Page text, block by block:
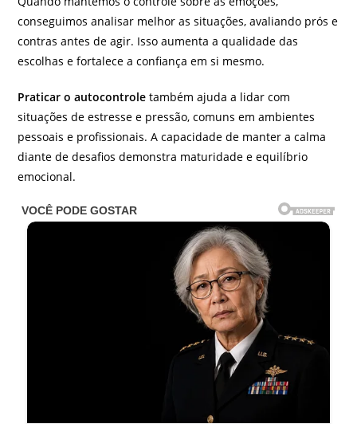
conseguimos analisar melhor as situações, avaliando prós e
contras antes de agir. Isso aumenta a qualidade das
escolhas e fortalece a confiança em si mesmo.
Praticar o autocontrole também ajuda a lidar com
situações de estresse e pressão, comuns em ambientes
pessoais e profissionais. A capacidade de manter a calma
diante de desafios demonstra maturidade e equilíbrio
emocional.